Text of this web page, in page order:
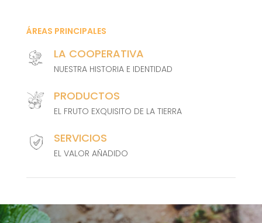
ÁREAS PRINCIPALES
LA COOPERATIVA
NUESTRA HISTORIA E IDENTIDAD
PRODUCTOS
EL FRUTO EXQUISITO DE LA TIERRA
SERVICIOS
EL VALOR AÑADIDO